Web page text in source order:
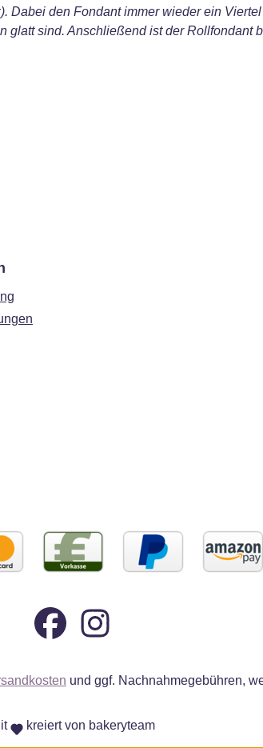
den Fondant immer wieder ein
sind. Anschließend ist der Rollfondant
und ggf. Nachnahmegebühren,
kreiert von bakeryteam